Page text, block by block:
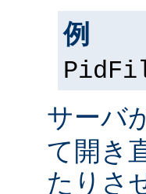
例
サーバ
て開き
たりさ